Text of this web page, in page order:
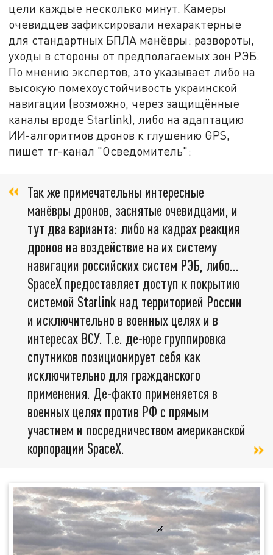
цели каждые несколько минут. Камеры
очевидцев зафиксировали нехарактерные
для стандартных БПЛА манёвры: развороты,
уходы в стороны от предполагаемых зон РЭБ.
По мнению экспертов, это указывает либо на
высокую помехоустойчивость украинской
навигации (возможно, через защищённые
каналы вроде Starlink), либо на адаптацию
ИИ-алгоритмов дронов к глушению GPS,
пишет тг-канал "Осведомитель":
Так же примечательны интересные
манёвры дронов, заснятые очевидцами, и
тут два варианта: либо на кадрах реакция
дронов на воздействие на их систему
навигации российских систем РЭБ, либо…
SpaceX предоставляет доступ к покрытию
системой Starlink над территорией России
и исключительно в военных целях и в
интересах ВСУ. Т.е. де-юре группировка
спутников позиционирует себя как
исключительно для гражданского
применения. Де-факто применяется в
военных целях против РФ с прямым
участием и посредничеством американской
корпорации SpaceX.